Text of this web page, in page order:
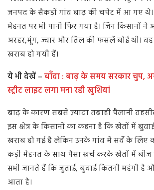
जनपद के सैकड़ों गांव बाढ़ की चपेट में आ गए थे।
मेहनत पर भी पानी फिर गया है। जिन किसानों
अरहर,मूंग, ज्वार और तिल की फसलें बोई थी।
खराब हो गयी हैं।
ये भी देखें –बाँदा : बाढ़ के समय सरकार चुप,
स्ट्रीट लाइट लगा मना रही खुशियां
बाढ़ के कारण सबसे ज़्यादा तबाही पैलानी
इस क्षेत्र के किसानों का कहना है कि खेतों में
खराब हो गई है लेकिन उनके गांव में सर्वे के लिए
कड़ी मेहनत के साथ पैसा खर्च करके खेतों में
सभी जानते हैं कि जुताई, बुवाई कितनी महंगी है
आता है।